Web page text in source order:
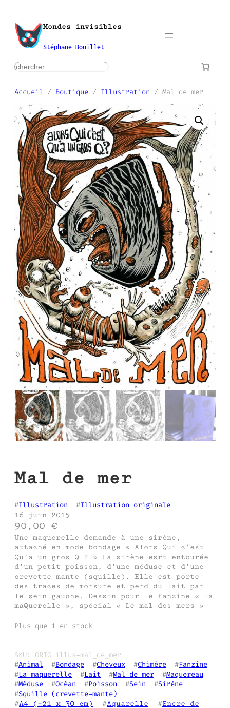
contenu
Mondes invisibles
Stéphane Bouillet
rechercher
Accueil / Boutique / Illustration / Mal de mer
Mal de mer
#Illustration
  #
Illustration originale
16 juin 2015
90,00 €
Une maquerelle demande à une sirène,
attaché en mode bondage « Alors Qui c’est
Qu’a un gros Q ? » La sirène esrt entourée
d’un petit poisson, d’une méduse et d’une
crevette mante (squille). Elle est porte
des traces de morsure et perd du lait par
le sein gauche. Dessin pour le fanzine « la
maQuerelle », spécial « Le mal des mers »
Plus que 1 en stock
SKU:
ORIG-illus-mal_de_mer
#Animal
  #
Bondage
  #
Cheveux
  #
Chimère
  #
Fanzine
#La maquerelle
  #
Lait
  #
Mal de mer
  #
Maquereau
#Méduse
  #
Océan
  #
Poisson
  #
Sein
  #
Sirène
#Squille (crevette-mante)
#A4 (±21 x 30 cm)
  #
Aquarelle
  #
Encre de